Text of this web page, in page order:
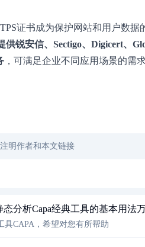
证书成为保护网站和用户数据
供锐安信、Sectigo、Digicert、
，可满足企业不同应用场景的需
明作者和本文链接
分析Capa经典工具的基本用法
具CAPA，希望对您有所帮助